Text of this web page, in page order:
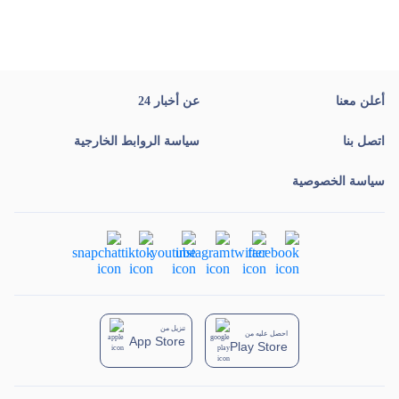
أعلن معنا عن أخبار 24
اتصل بنا سياسة الروابط الخارجية
سياسة الخصوصية
تنزيل من
App Store
احصل عليه من
Play Store